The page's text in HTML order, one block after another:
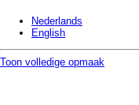
Nederlands
English
Toon volledige opmaak